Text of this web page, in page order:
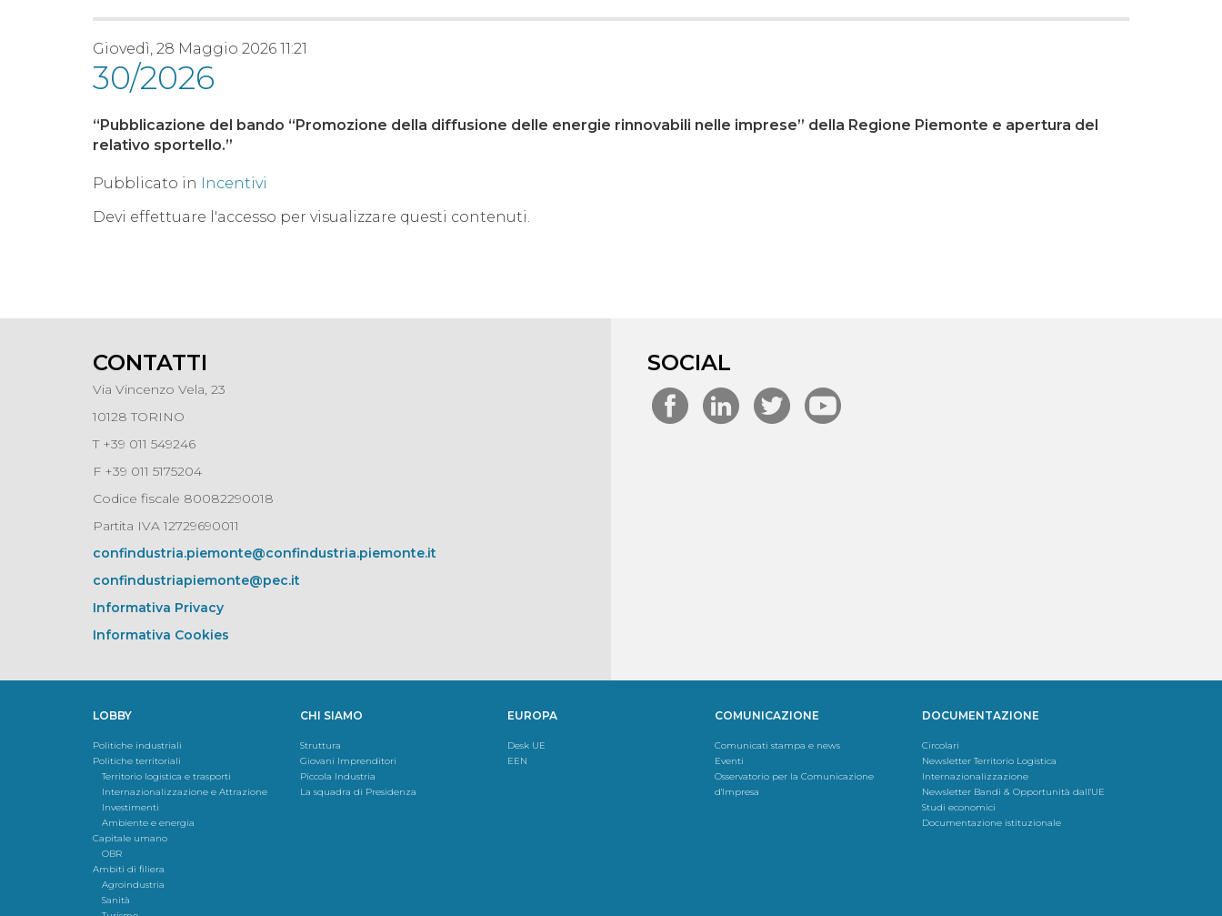
Giovedì, 28 Maggio 2026 11:21
30/2026
“Pubblicazione del bando “Promozione della diffusione delle energie rinnovabili nelle imprese” della Regione Piemonte e apertura del
relativo sportello.”
Pubblicato in Incentivi
Devi effettuare l'accesso per visualizzare questi contenuti.
CONTATTI
Via Vincenzo Vela, 23
10128 TORINO
T +39 011 549246
F +39 011 5175204
Codice fiscale 80082290018
Partita IVA 12729690011
confindustria.piemonte@confindustria.piemonte.it
confindustriapiemonte@pec.it
Informativa Privacy
Informativa Cookies
SOCIAL
LOBBY
Politiche industriali
Politiche territoriali
Territorio logistica e trasporti
Internazionalizzazione e Attrazione
Investimenti
Ambiente e energia
Capitale umano
OBR
Ambiti di filiera
Agroindustria
Sanità
CHI SIAMO
Struttura
Giovani Imprenditori
Piccola Industria
La squadra di Presidenza
EUROPA
Desk UE
EEN
COMUNICAZIONE
Comunicati stampa e news
Eventi
Osservatorio per la Comunicazione
d'Impresa
DOCUMENTAZIONE
Circolari
Newsletter Territorio Logistica
Internazionalizzazione
Newsletter Bandi & Opportunità dall'UE
Studi economici
Documentazione istituzionale